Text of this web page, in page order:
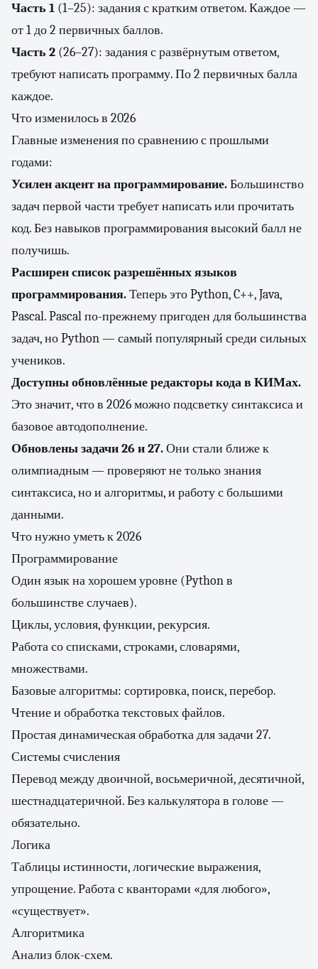
Часть 1 (1–25): задания с кратким ответом. Каждое —
от 1 до 2 первичных баллов.
Часть 2 (26–27): задания с развёрнутым ответом,
требуют написать программу. По 2 первичных балла
каждое.
Что изменилось в 2026
Главные изменения по сравнению с прошлыми
годами:
Усилен акцент на программирование.Большинство
задач первой части требует написать или прочитать
код. Без навыков программирования высокий балл не
получишь.
Расширен список разрешённых языков
программирования.Теперь это Python, C++, Java,
Pascal. Pascal по-прежнему пригоден для большинства
задач, но Python — самый популярный среди сильных
учеников.
Доступны обновлённые редакторы кода в КИМах.
Это значит, что в 2026 можно подсветку синтаксиса и
базовое автодополнение.
Обновлены задачи 26 и 27.Они стали ближе к
олимпиадным — проверяют не только знания
синтаксиса, но и алгоритмы, и работу с большими
данными.
Что нужно уметь к 2026
Программирование
Один язык на хорошем уровне (Python в
большинстве случаев).
Циклы, условия, функции, рекурсия.
Работа со списками, строками, словарями,
множествами.
Базовые алгоритмы: сортировка, поиск, перебор.
Чтение и обработка текстовых файлов.
Простая динамическая обработка для задачи 27.
Системы счисления
Перевод между двоичной, восьмеричной, десятичной,
шестнадцатеричной. Без калькулятора в голове —
обязательно.
Логика
Таблицы истинности, логические выражения,
упрощение. Работа с кванторами «для любого»,
«существует».
Алгоритмика
Анализ блок-схем.